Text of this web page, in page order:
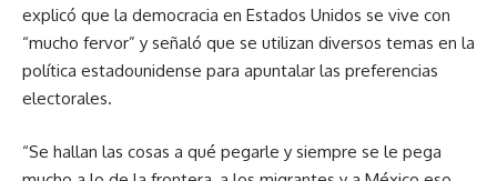
explicó que la democracia en Estados Unidos se vive con
“mucho fervor” y señaló que se utilizan diversos temas en la
política estadounidense para apuntalar las preferencias
electorales.
“Se hallan las cosas a qué pegarle y siempre se le pega